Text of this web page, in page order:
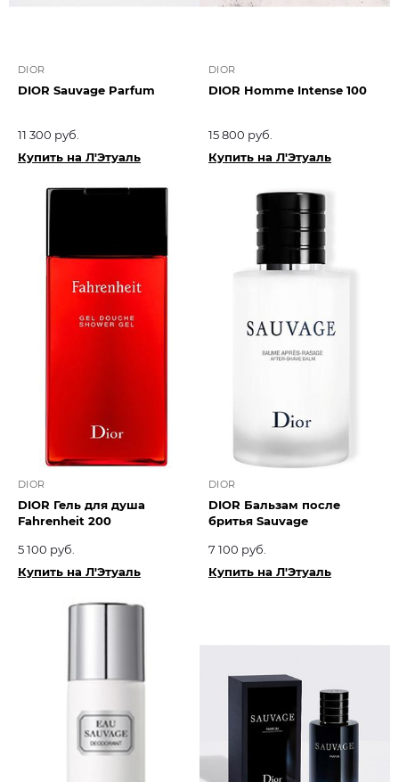
DIOR
DIOR Sauvage Parfum
11 300 руб.
Купить на Л'Этуаль
DIOR
DIOR Homme Intense 100
15 800 руб.
Купить на Л'Этуаль
DIOR
DIOR Гель для душа
Fahrenheit 200
5 100 руб.
Купить на Л'Этуаль
DIOR
DIOR Бальзам после
бритья Sauvage
7 100 руб.
Купить на Л'Этуаль